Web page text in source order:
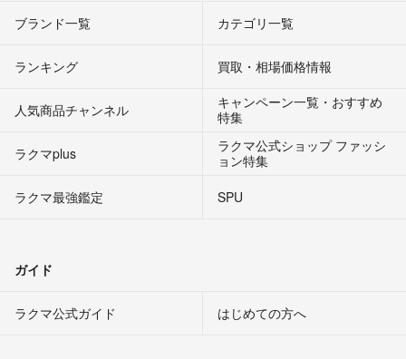
ブランド一覧 カテゴリ一覧
ランキング 買取・相場価格情報
人気商品チャンネル
キャンペーン一覧・おすすめ
特集
ラクマplus
ラクマ公式ショップ ファッシ
ョン特集
ラクマ最強鑑定
SPU
ガイド
ラクマ公式ガイド はじめての方へ